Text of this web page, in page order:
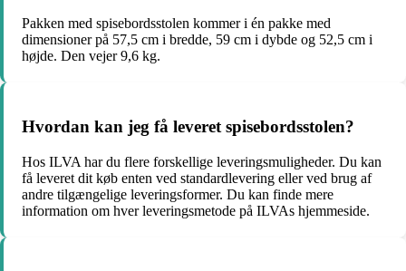
Pakken med spisebordsstolen kommer i én pakke med
dimensioner på 57,5 cm i bredde, 59 cm i dybde og 52,5 cm i
højde. Den vejer 9,6 kg.
Hvordan kan jeg få leveret spisebordsstolen?
Hos ILVA har du flere forskellige leveringsmuligheder. Du kan
få leveret dit køb enten ved standardlevering eller ved brug af
andre tilgængelige leveringsformer. Du kan finde mere
information om hver leveringsmetode på ILVAs hjemmeside.